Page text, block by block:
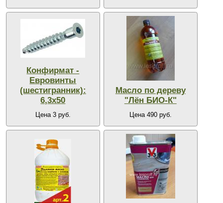
Конфирмат -
Евровинты
(шестигранник):
6,3х50
Цена 3 руб.
Масло по дереву
"Лён БИО-К"
Цена 490 руб.